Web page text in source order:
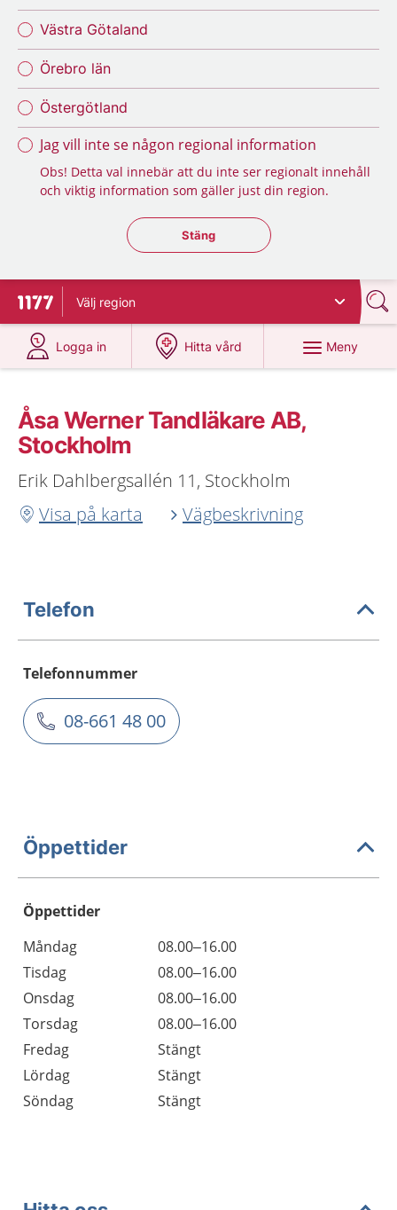
Västra Götaland
Örebro län
Östergötland
Jag vill inte se någon regional information
Obs! Detta val innebär att du inte ser regionalt innehåll
och viktig information som gäller just din region.
Stäng regionsväljaren
Stäng
Till startsidan för 1177
Välj region
Logga in
på 1177.se
Hitta vård
på 1177.se
Meny
Åsa Werner Tandläkare AB,
Stockholm
Erik Dahlbergsallén 11, Stockholm
Visa på karta
Vägbeskrivning
Telefon
Telefonnummer
08-661 48 00
Öppettider
Öppettider
Dag
Öppettider
Kommentarer
Måndag
08.00–16.00
Tisdag
08.00–16.00
Onsdag
08.00–16.00
Torsdag
08.00–16.00
Fredag
Stängt
Lördag
Stängt
Söndag
Stängt